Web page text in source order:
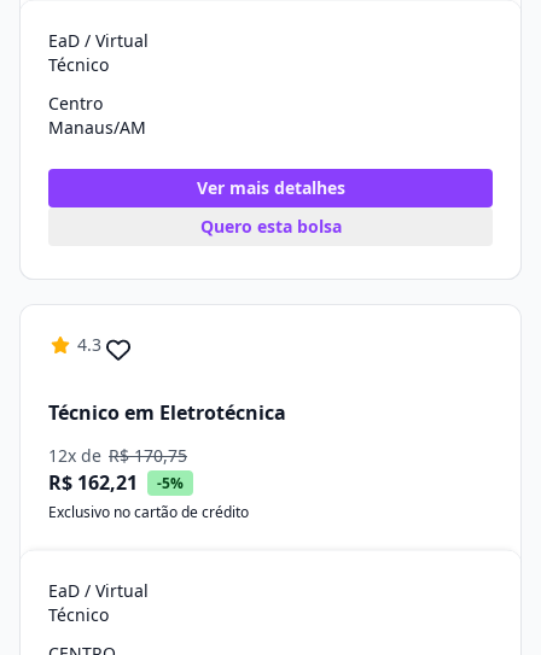
EaD / Virtual
Técnico
Centro
Manaus/AM
Ver mais detalhes
Quero esta bolsa
4.3
Técnico em Eletrotécnica
12x de R$ 170,75
R$ 162,21
-5%
Exclusivo no cartão de crédito
EaD / Virtual
Técnico